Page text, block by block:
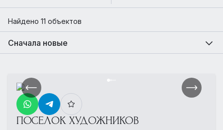
Найдено 11 объектов
Сначала новые
ПОСЕЛОК ХУДОЖНИКОВ